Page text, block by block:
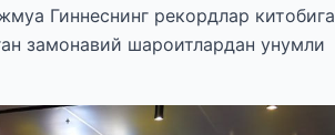
Гиннеснинг рекордлар китобига
замонавий шароитлардан унумли